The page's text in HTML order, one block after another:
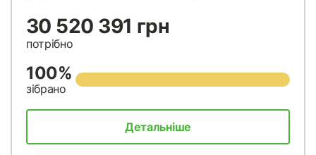
30 520 391 грн
потрібно
100%
зібрано
Детальніше